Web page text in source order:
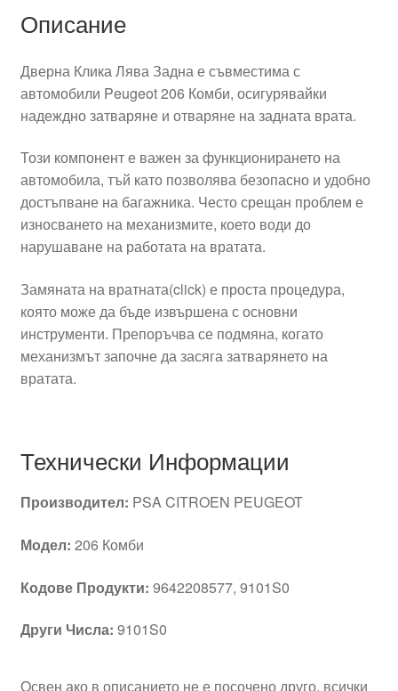
Описание
Дверна Клика Лява Задна е съвместима с
автомобили Peugeot 206 Комби, осигурявайки
надеждно затваряне и отваряне на задната врата.
Този компонент е важен за функционирането на
автомобила, тъй като позволява безопасно и удобно
достъпване на багажника. Често срещан проблем е
износването на механизмите, което води до
нарушаване на работата на вратата.
Замяната на вратната(click) е проста процедура,
която може да бъде извършена с основни
инструменти. Препоръчва се подмяна, когато
механизмът започне да засяга затварянето на
вратата.
Технически Информации
Производител: PSA CITROEN PEUGEOT
Модел: 206 Комби
Кодове Продукти: 9642208577, 9101S0
Други Числа: 9101S0
Освен ако в описанието не е посочено друго, всички